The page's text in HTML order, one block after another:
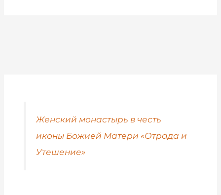
Женский монастырь в честь
иконы Божией Матери «Отрада и
Утешение»